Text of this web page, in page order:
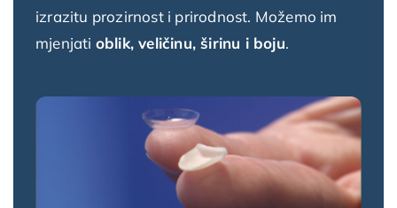
izrazitu prozirnost i prirodnost. Možemo im
mjenjati oblik, veličinu, širinu i boju.